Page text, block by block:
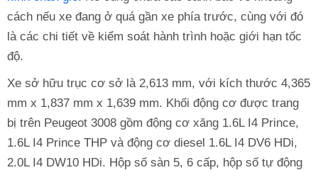
cách nếu xe đang ở quá gần xe phía trước, cùng với đó
là các chi tiết về kiểm soát hành trình hoặc giới hạn tốc
độ.
Xe sở hữu trục cơ sở là 2,613 mm, với kích thước 4,365
mm x 1,837 mm x 1,639 mm. Khối động cơ được trang
bị trên Peugeot 3008 gồm động cơ xăng 1.6L I4 Prince,
1.6L I4 Prince THP và động cơ diesel 1.6L I4 DV6 HDi,
2.0L I4 DW10 HDi. Hộp số sàn 5, 6 cấp, hộp số tự động